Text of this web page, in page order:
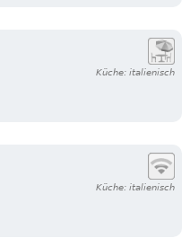
Küche: italienisch
Küche: italienisch